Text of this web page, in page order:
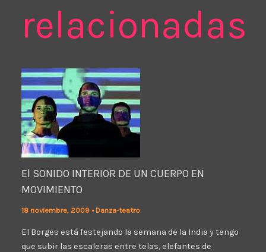
relacionadas
El SONIDO INTERIOR DE UN CUERPO EN
MOVIMIENTO
18 noviembre, 2009 • Danza-teatro
El Borges está festejando la semana de la India y tengo
que subir las escaleras entre telas, elefantes de